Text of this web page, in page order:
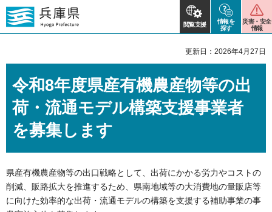
閲覧支援
情報を
探す
災害・安全
情報
更新日：2026年4月27日
令和8年度県産有機農産物等の出
荷・流通モデル構築支援事業者
を募集します
県産有機農産物等の出口戦略として、出荷にかかる労力やコストの
削減、販路拡大を推進するため、県南地域等の大消費地の量販店等
に向けた効率的な出荷・流通モデルの構築を支援する補助事業の事